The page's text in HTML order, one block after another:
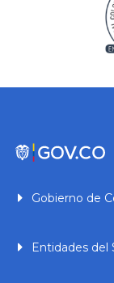
Gobierno de
Entidades del